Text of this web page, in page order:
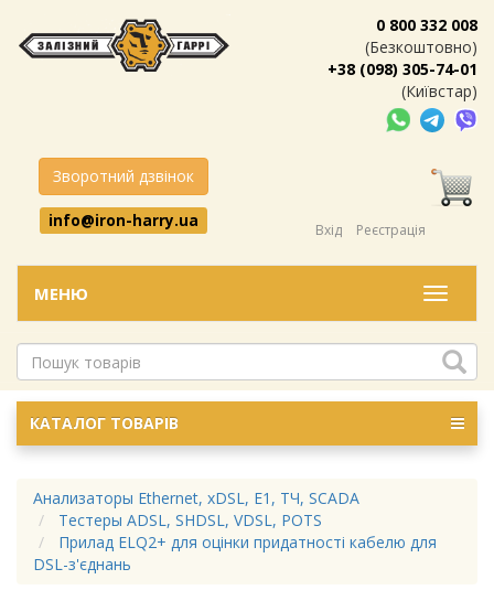
0 800 332 008
(Безкоштовно)
+38 (098) 305-74-01
(Київстар)
Зворотний дзвінок
info@iron-harry.ua
Вхід Реєстрація
Меню
МЕНЮ
КАТАЛОГ ТОВАРІВ
Анализаторы Ethernet, xDSL, Е1, ТЧ, SCADA
Тестеры ADSL, SHDSL, VDSL, POTS
Прилад ELQ2+ для оцінки придатності кабелю для
DSL-з'єднань